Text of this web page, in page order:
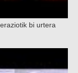
bi urtera